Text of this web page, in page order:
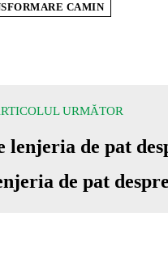
CAMIN
URMĂTOR
de pat